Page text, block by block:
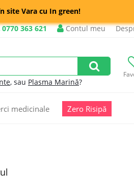
site Vara cu In green!
0770 363 621 Contul meu
, sau Plasma Marină?
medicinale Zero Risipă